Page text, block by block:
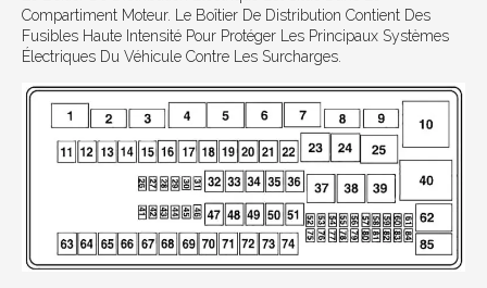
Compartiment Moteur. Le Boîtier De Distribution Contient Des
Fusibles Haute Intensité Pour Protéger Les Principaux Systèmes
Électriques Du Véhicule Contre Les Surcharges.